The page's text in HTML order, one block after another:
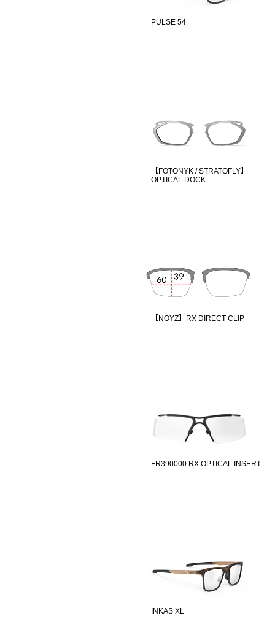
PULSE 54
【FOTONYK / STRATOFLY】
OPTICAL DOCK
【NOYZ】RX DIRECT CLIP
FR390000 RX OPTICAL INSERT
INKAS XL